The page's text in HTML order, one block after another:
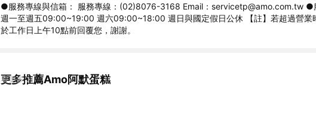
●服務專線與信箱： 服務專線：(02)8076-3168 Email：servicetp@amo.com.tw ●
週一至週五09:00~19:00 週六09:00~18:00 週日與國定假日公休 【註】若超過營業
於工作日上午10點前回覆您，謝謝。
更多推薦Amo阿默蛋糕
看更多